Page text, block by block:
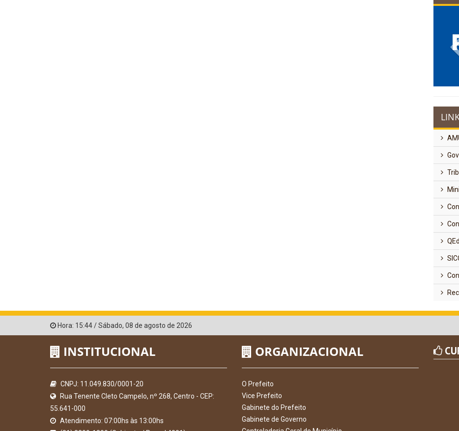
Hora: 15:44/Sábado, 08 de agosto de 2026
INSTITUCIONAL
CNPJ: 11.049.830/0001-20
Rua Tenente Cleto Campelo, nº 268, Centro - CEP:
55.641-000
Atendimento: 07:00hs às 13:00hs
ORGANIZACIONAL
O Prefeito
Vice Prefeito
Gabinete do Prefeito
Gabinete de Governo